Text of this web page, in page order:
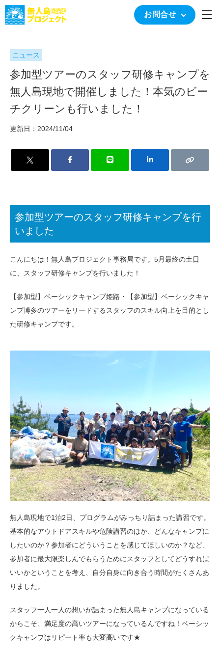
お問合せ
ニュース
参加型ツアーのスタッフ研修キャンプを
無人島現地で開催しました！本気のビー
チクリーンも行いました！
更新日：2024/11/04
参加型ツアーのスタッフ研修キャンプを行
いました
こんにちは！無人島プロジェクト事務局です。5月最終の土日
に、スタッフ研修キャンプを行いました！
【参加型】ベーシックキャンプ姫路・【参加型】ベーシックキャ
ンプ博多のツアーをリードするスタッフのスキル向上を目的とし
た研修キャンプです。
無人島現地で1泊2日、プログラムがみっちり詰まった講習です。
基本的なアウトドアスキルや危険講習のほか、どんなキャンプに
したいのか？参加者にどういうことを感じてほしいのか？など、
参加者に最大限楽しんでもらうためにスタッフとしてどうすれば
いいかということを考え、自分自身に向き合う時間がたくさんあ
りました。
スタッフ一人一人の想いが詰まった無人島キャンプになっている
からこそ、満足度の高いツアーになっているんですね！ベーシッ
クキャンプはリピート率も大変高いです★